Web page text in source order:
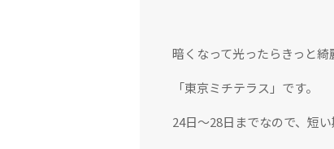
暗くなって光ったらきっと綺
「東京ミチテラス」です。
24日〜28日までなので、短